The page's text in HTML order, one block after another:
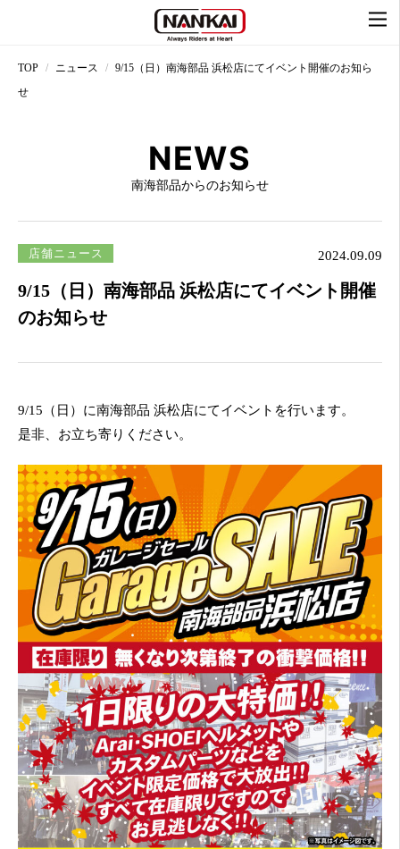
TOP ニュース
9/15（日）南海部品 浜松店にてイベント開催のお知ら
せ
NEWS
南海部品からのお知らせ
店舗ニュース 2024.09.09
9/15（日）南海部品 浜松店にてイベント開催
のお知らせ
9/15（日）に南海部品 浜松店にてイベントを行います。
是非、お立ち寄りください。